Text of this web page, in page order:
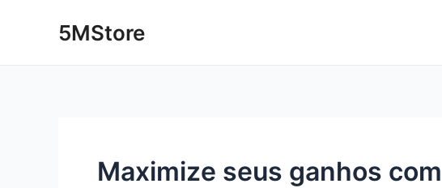
5MStore
Maximize seus ganhos
navigation